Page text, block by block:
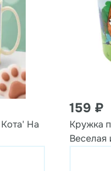
На
159 ₽
Кружка
Веселая